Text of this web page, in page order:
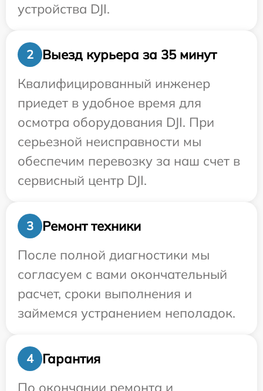
устройства DJI.
2
Выезд курьера за 35 минут
Квалифицированный инженер
приедет в удобное время для
осмотра оборудования DJI. При
серьезной неисправности мы
обеспечим перевозку за наш счет в
сервисный центр DJI.
3
Ремонт техники
После полной диагностики мы
согласуем с вами окончательный
расчет, сроки выполнения и
займемся устранением неполадок.
4
Гарантия
По окончании ремонта и